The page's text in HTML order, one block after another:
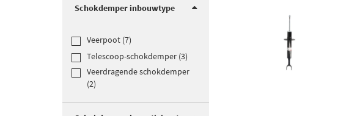
Schokdemper inbouwtype
Veerpoot (7)
Telescoop-schokdemper (3)
Veerdragende schokdemper
(2)